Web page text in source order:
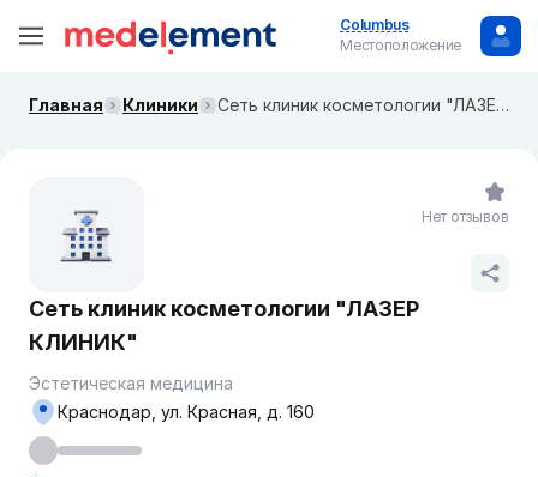
Columbus
Местоположение
Главная Клиники Сеть клиник косметологии "ЛАЗЕР КЛИНИК"
Сеть клиник косметологии "ЛАЗЕР
КЛИНИК"
Эстетическая медицина
Краснодар, ул. Красная, д. 160
Нет отзывов